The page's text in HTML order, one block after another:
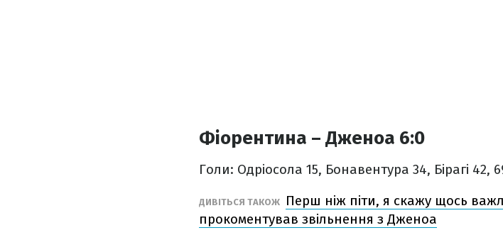
Фіорентина – Дженоа 6:0
Голи: Одріосола 15, Бонавентура 34, Бірагі 42,
ДИВІТЬСЯ ТАКОЖ
Перш ніж піти, я скажу щось
прокоментував звільнення з Дженоа